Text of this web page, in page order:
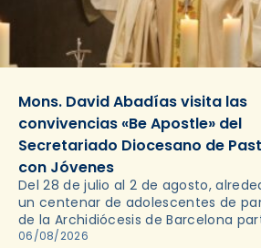
Mons. David Abadías visita las
convivencias «Be Apostle» del
Secretariado Diocesano de
con Jóvenes
Del 28 de julio al 2 de agosto,
un centenar de adolescentes de
de la Archidiócesis de Barcelona
en las convivencias Be Apostle,
06/08/2026